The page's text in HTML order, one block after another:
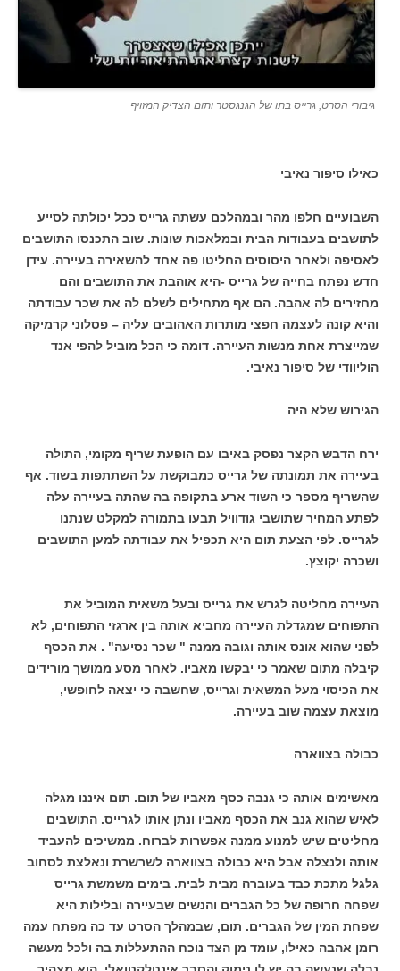
גיבורי הסרט, גרייס בתו של הגנגסטר ותום הצדיק המזויף
כאילו סיפור נאיבי
השבועיים חלפו מהר ובמהלכם עשתה גרייס ככל יכולתה לסייע
לתושבים בעבודות הבית ובמלאכות שונות. שוב התכנסו התושבים
לאסיפה ולאחר היסוסים החליטו פה אחד להשאירה בעיירה. עידן
חדש נפתח בחייה של גרייס -היא אוהבת את התושבים והם
מחזירים לה אהבה. הם אף מתחילים לשלם לה את שכר עבודתה
והיא קונה לעצמה חפצי מותרות האהובים עליה – פסלוני קרמיקה
שמייצרת אחת מנשות העיירה. דומה כי הכל מוביל להפי אנד
הוליוודי של סיפור נאיבי.
הגירוש שלא היה
ירח הדבש הקצר נפסק באיבו עם הופעת שריף מקומי, התולה
בעיירה את תמונתה של גרייס כמבוקשת על השתתפות בשוד. אף
שהשריף מספר כי השוד ארע בתקופה בה שהתה בעיירה עלה
לפתע המחיר שתושבי גודוויל תבעו בתמורה למקלט שנתנו
לגרייס. לפי הצעת תום היא תכפיל את עבודתה למען התושבים
ושכרה יקוצץ.
העיירה מחליטה לגרש את גרייס ובעל משאית המוביל את
התפוחים שמגדלת העיירה מחביא אותה בין ארגזי התפוחים, לא
לפני שהוא אונס אותה וגובה ממנה " שכר נסיעה" . את הכסף
קיבלה מתום שאמר כי יבקשו מאביו. לאחר מסע ממושך מורידים
את הכיסוי מעל המשאית וגרייס, שחשבה כי יצאה לחופשי,
מוצאת עצמה שוב בעיירה.
כבולה בצווארה
מאשימים אותה כי גנבה כסף מאביו של תום. תום איננו מגלה
לאיש שהוא גנב את הכסף מאביו ונתן אותו לגרייס. התושבים
מחליטים שיש למנוע ממנה אפשרות לברוח. ממשיכים להעביד
אותה ולנצלה אבל היא כבולה בצווארה לשרשרת ונאלצת לסחוב
גלגל מתכת כבד בעוברה מבית לבית. בימים משמשת גרייס
שפחה חרופה של כל הגברים והנשים שבעיירה ובלילות היא
שפחת המין של הגברים. תום, שבמהלך הסרט עד כה מפתח עמה
רומן אהבה כאילו, עומד מן הצד נוכח ההתעללות בה ולכל מעשה